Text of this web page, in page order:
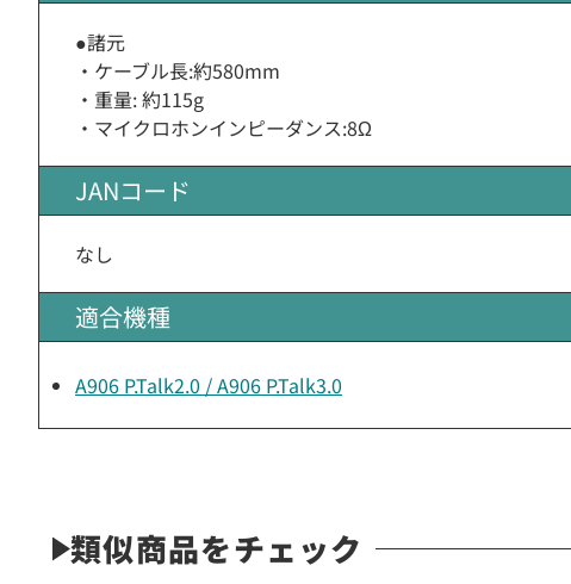
●諸元
・ケーブル長:約580mm
・重量: 約115g
・マイクロホンインピーダンス:8Ω
JANコード
なし
適合機種
A906 P.Talk2.0 / A906 P.Talk3.0
類似商品をチェック